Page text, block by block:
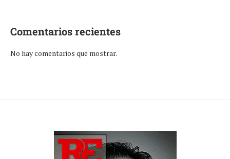
Comentarios recientes
No hay comentarios que mostrar.